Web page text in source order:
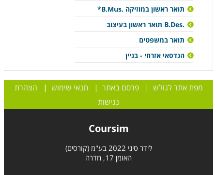
תואר ראשון במוזיקה .B.Mus*
B.Des.‎ תואר ראשון בעיצוב
תואר במשפטים
הנדסאי אזרחי - בניין
מפת אתר לגולש |פרסם באתר | תנאי שימוש | הצהרת
נגישות
Coursim
לידר סיני 2022 בע"מ (קורסים)
האומן 17, חדרה